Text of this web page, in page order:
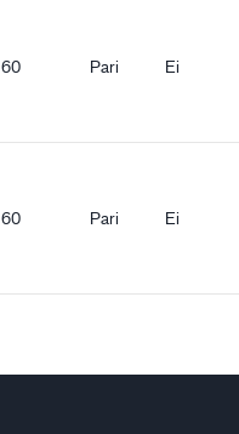
60 Pari Ei
60 Pari Ei